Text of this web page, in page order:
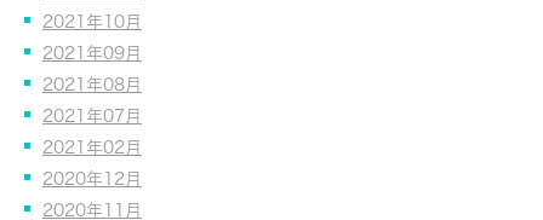
2021年10月
2021年09月
2021年08月
2021年07月
2021年02月
2020年12月
2020年11月